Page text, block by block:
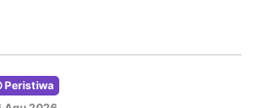
Peristiwa